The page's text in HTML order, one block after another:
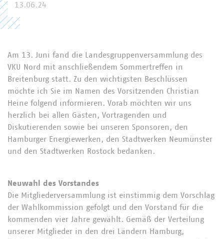
13.06.24
Am 13. Juni fand die Landesgruppenversammlung des
VKU Nord mit anschließendem Sommertreffen in
Breitenburg statt. Zu den wichtigsten Beschlüssen
möchte ich Sie im Namen des Vorsitzenden Christian
Heine folgend informieren. Vorab möchten wir uns
herzlich bei allen Gästen, Vortragenden und
Diskutierenden sowie bei unseren Sponsoren, den
Hamburger Energiewerken, den Stadtwerken Neumünster
und den Stadtwerken Rostock bedanken.
Neuwahl des Vorstandes
Die Mitgliederversammlung ist einstimmig dem Vorschlag
der Wahlkommission gefolgt und den Vorstand für die
kommenden vier Jahre gewählt. Gemäß der Verteilung
unserer Mitglieder in den drei Ländern Hamburg,